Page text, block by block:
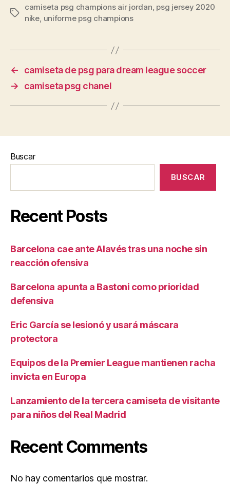
Etiquetas
camiseta psg champions air jordan, psg jersey 2020
nike, uniforme psg champions
←
camiseta de psg para dream league soccer
→
camiseta psg chanel
Buscar
BUSCAR
Recent Posts
Barcelona cae ante Alavés tras una noche sin
reacción ofensiva
Barcelona apunta a Bastoni como prioridad
defensiva
Eric García se lesionó y usará máscara
protectora
Equipos de la Premier League mantienen racha
invicta en Europa
Lanzamiento de la tercera camiseta de visitante
para niños del Real Madrid
Recent Comments
No hay comentarios que mostrar.